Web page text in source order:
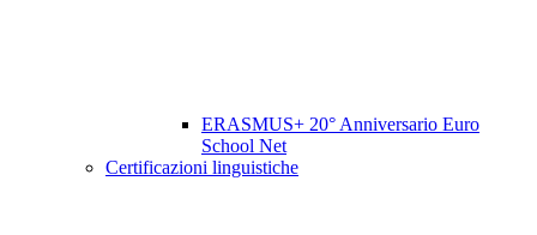
ERASMUS+ 20° Anniversario Euro
School Net
Certificazioni linguistiche